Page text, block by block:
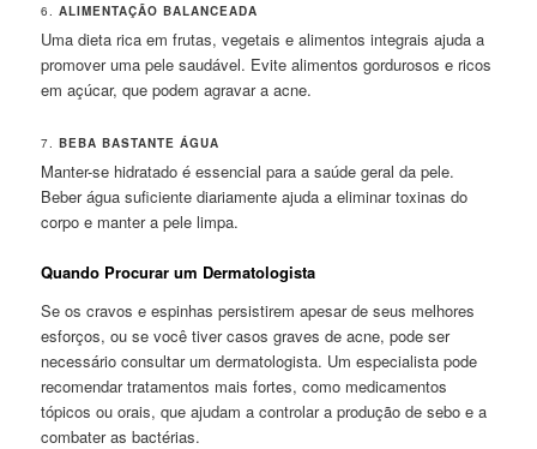
6.ALIMENTAÇÃO BALANCEADA
Uma dieta rica em frutas, vegetais e alimentos integrais ajuda a
promover uma pele saudável. Evite alimentos gordurosos e ricos
em açúcar, que podem agravar a acne.
7.BEBA BASTANTE ÁGUA
Manter-se hidratado é essencial para a saúde geral da pele.
Beber água suficiente diariamente ajuda a eliminar toxinas do
corpo e manter a pele limpa.
Quando Procurar um Dermatologista
Se os cravos e espinhas persistirem apesar de seus melhores
esforços, ou se você tiver casos graves de acne, pode ser
necessário consultar um dermatologista. Um especialista pode
recomendar tratamentos mais fortes, como medicamentos
tópicos ou orais, que ajudam a controlar a produção de sebo e a
combater as bactérias.